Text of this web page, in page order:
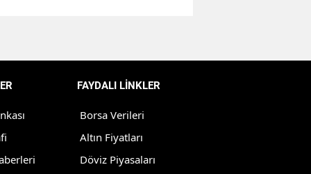
Denizli
Diyarbakır
FAYDALI LİNKLER
Borsa Verileri
Altın Fiyatları
Döviz Piyasaları